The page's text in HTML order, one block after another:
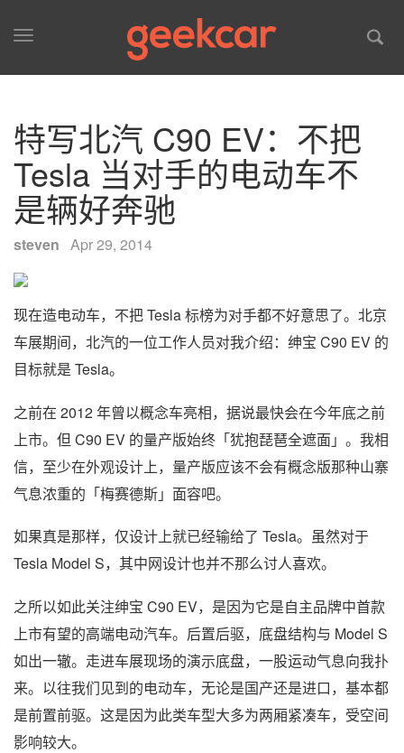
Toggle
特写北汽 C90 EV：不把
Tesla 当对手的电动车不
是辆好奔驰
steven Apr 29, 2014
现在造电动车，不把 Tesla 标榜为对手都不好意思了。北京
车展期间，北汽的一位工作人员对我介绍：绅宝 C90 EV 的
目标就是 Tesla。
之前在 2012 年曾以概念车亮相，据说最快会在今年底之前
上市。但 C90 EV 的量产版始终「犹抱琵琶全遮面」。我相
信，至少在外观设计上，量产版应该不会有概念版那种山寨
气息浓重的「梅赛德斯」面容吧。
如果真是那样，仅设计上就已经输给了 Tesla。虽然对于
Tesla Model S，其中网设计也并不那么讨人喜欢。
之所以如此关注绅宝 C90 EV，是因为它是自主品牌中首款
上市有望的高端电动汽车。后置后驱，底盘结构与 Model S
如出一辙。走进车展现场的演示底盘，一股运动气息向我扑
来。以往我们见到的电动车，无论是国产还是进口，基本都
是前置前驱。这是因为此类车型大多为两厢紧凑车，受空间
影响较大。